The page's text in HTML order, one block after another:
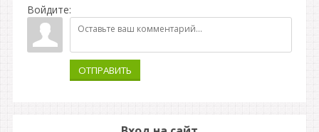
Войдите:
ОТПРАВИТЬ